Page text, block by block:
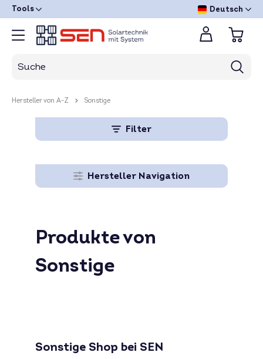
Tools Deutsch
Hersteller von A-Z Sonstige
Filter
Hersteller Navigation
Produkte von
Sonstige
Sonstige Shop bei SEN